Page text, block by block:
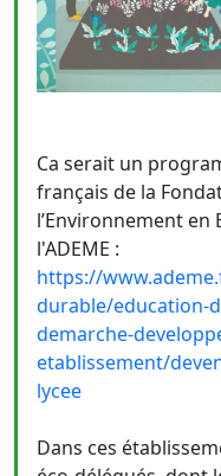
Ca serait un
français de la
l’Environnement
l'ADEME :
https://
durable/education-
demarche-
etablissement/
lycee
Dans ces